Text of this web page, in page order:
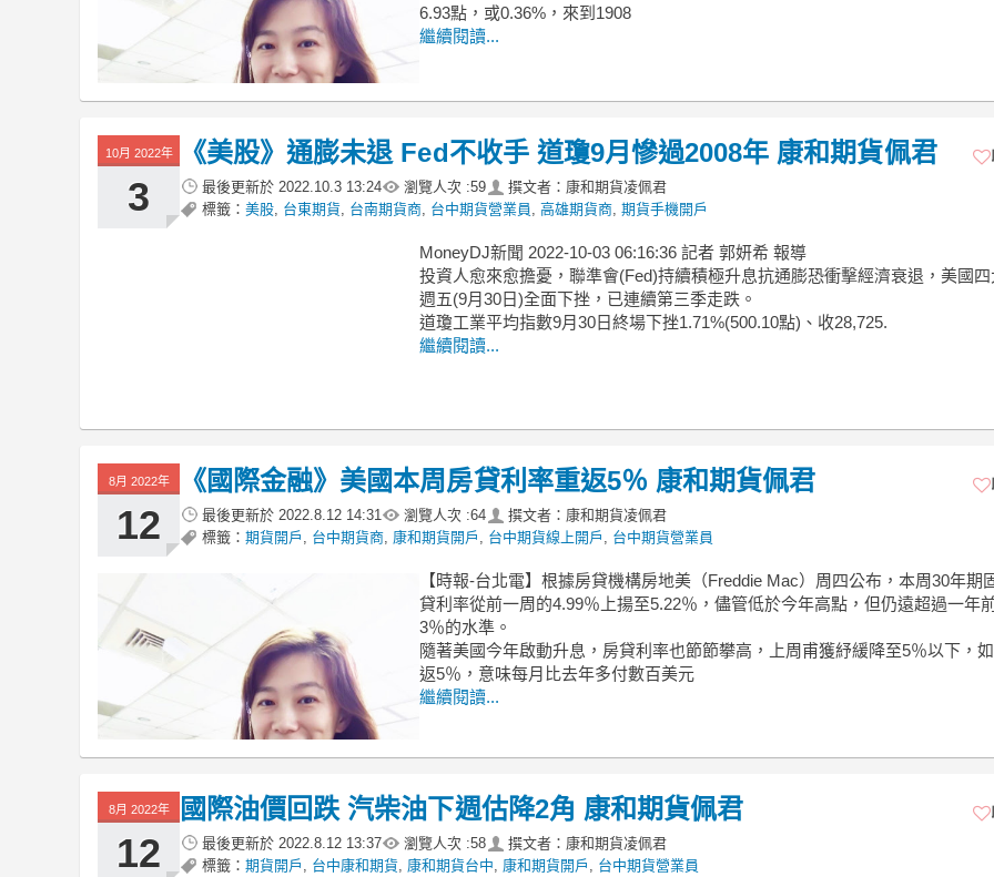
6.93點，或0.36%，來到1908
繼續閱讀...
10月 2022年
3
《美股》通膨未退 Fed不收手 道瓊9月慘過2008年 康和期貨佩君
最後更新於 2022.10.3 13:24 瀏覽人次 :59
撰文者：康和期貨凌佩君
標籤： 美股 台東期貨 台南期貨商 台中期貨營業員 高雄期貨商 期貨手機開戶
MoneyDJ新聞 2022-10-03 06:16:36 記者 郭妍希 報導
投資人愈來愈擔憂，聯準會(Fed)持續積極升息抗通膨恐衝擊經濟衰退，美國
週五(9月30日)全面下挫，已連續第三季走跌。
道瓊工業平均指數9月30日終場下挫1.71%(500.10點)、收28,725.
繼續閱讀...
8月 2022年
12
《國際金融》美國本周房貸利率重返5％ 康和期貨佩君
最後更新於 2022.8.12 14:31 瀏覽人次 :64
撰文者：康和期貨凌佩君
標籤： 期貨開戶 台中期貨商 康和期貨開戶 台中期貨線上開戶 台中期貨營業員
【時報-台北電】根據房貸機構房地美（Freddie Mac）周四公布，本周30年期
貸利率從前一周的4.99％上揚至5.22％，儘管低於今年高點，但仍遠超過一年
3％的水準。
隨著美國今年啟動升息，房貸利率也節節攀高，上周甫獲紓緩降至5％以下，
返5％，意味每月比去年多付數百美元
繼續閱讀...
8月 2022年
12
國際油價回跌 汽柴油下週估降2角 康和期貨佩君
最後更新於 2022.8.12 13:37 瀏覽人次 :58
撰文者：康和期貨凌佩君
標籤： 期貨開戶 台中康和期貨 康和期貨台中 康和期貨開戶 台中期貨營業員